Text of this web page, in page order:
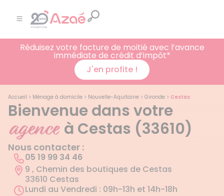
Réduisez votre facture de moitié avec l’avance
immédiate de crédit d’impôt*
J'en profite !
Accueil > Ménage à domicile > Nouvelle-Aquitaine > Gironde > Cestas
Bienvenue dans votre
agence à Cestas (33610)
Nous contacter :
05 19 99 34 46
9 , Chemin des boutiques de Cestas
33610 Cestas
Lundi au Vendredi : 09h-13h et 14h-18h